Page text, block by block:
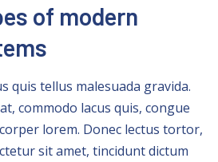
of modern
quis tellus malesuada gravida.
commodo lacus quis, congue
lorem. Donec lectus tortor,
sit amet, tincidunt dictum